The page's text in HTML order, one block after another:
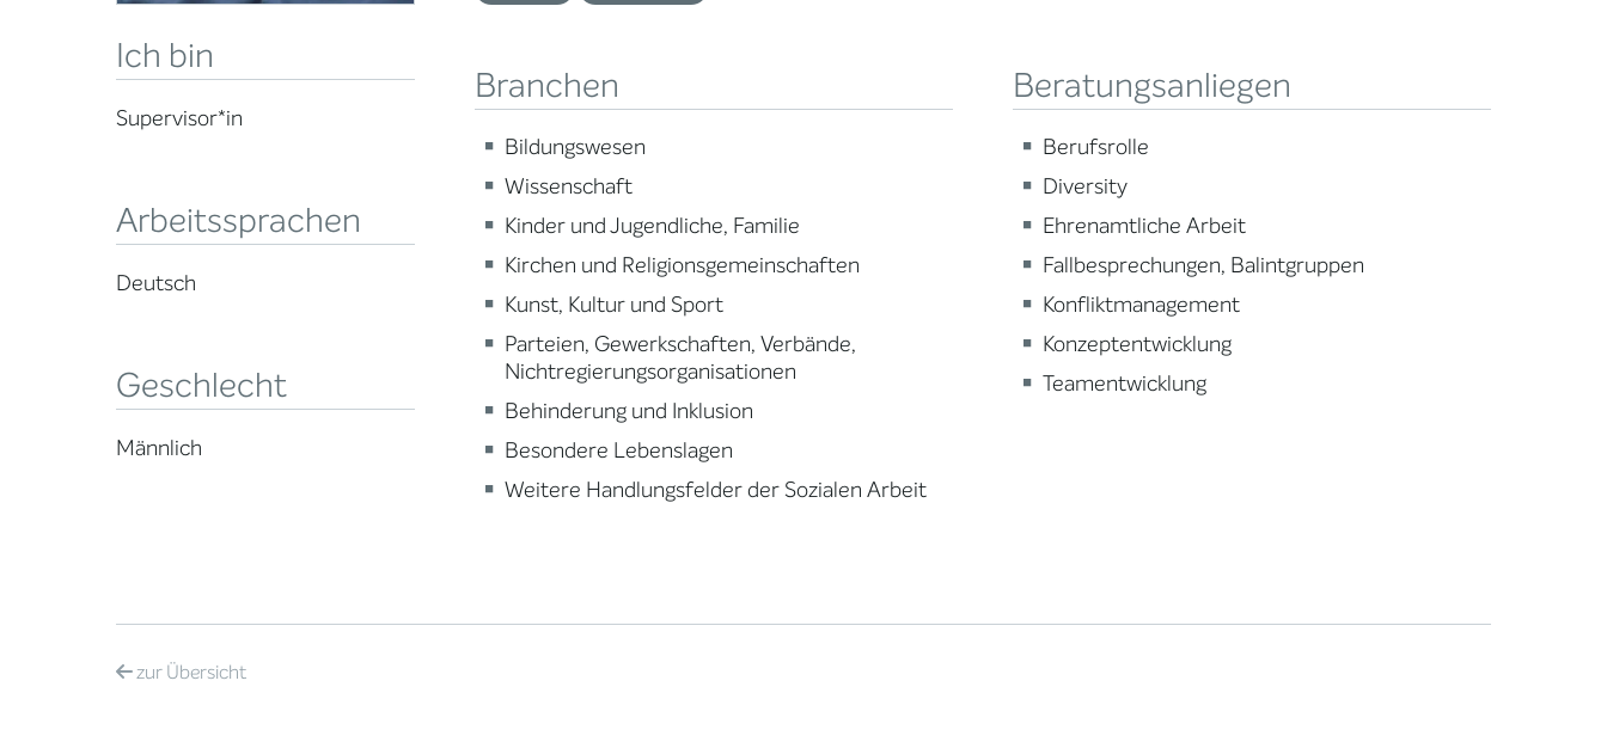
Ich bin
Supervisor*in
Arbeitssprachen
Deutsch
Geschlecht
Männlich
Branchen
Bildungswesen
Wissenschaft
Kinder und Jugendliche, Familie
Kirchen und Religionsgemeinschaften
Kunst, Kultur und Sport
Parteien, Gewerkschaften, Verbände,
Nichtregierungsorganisationen
Behinderung und Inklusion
Besondere Lebenslagen
Weitere Handlungsfelder der Sozialen Arbeit
Beratungsanliegen
Berufsrolle
Diversity
Ehrenamtliche Arbeit
Fallbesprechungen, Balintgruppen
Konfliktmanagement
Konzeptentwicklung
Teamentwicklung
zurÜbersicht